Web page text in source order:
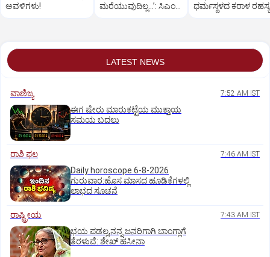
ಅವಳಿಗಳು!
ಮರೆಯುವುದಿಲ್ಲ…’: ಸಿಎಂ
ಧರ್ಮಸ್ಥಳದ‌ ಕರಾಳ ರಹಸ್ಯ
LATEST NEWS
ವಾಣಿಜ್ಯ 7:52 AM IST
ಈಗ ಷೇರು ಮಾರುಕಟ್ಟೆಯ ಮುಕ್ತಾಯ
ಸಮಯ ಬದಲು
ರಾಶಿ ಫಲ 7:46 AM IST
Daily horoscope 6-8-2026
ಗುರುವಾರ:ಹೊಸ ಮಾಸದ ಹೂಡಿಕೆಗಳಲ್ಲಿ
ಲಾಭದ ಸೂಚನೆ
ರಾಷ್ಟ್ರೀಯ 7:43 AM IST
ಭಯ ಪಡಲ್ಲ,ನನ್ನ ಜನರಿಗಾಗಿ ಬಾಂಗ್ಲಾಗೆ
ತೆರಳುವೆ: ಶೇಖ್‌ ಹಸೀನಾ